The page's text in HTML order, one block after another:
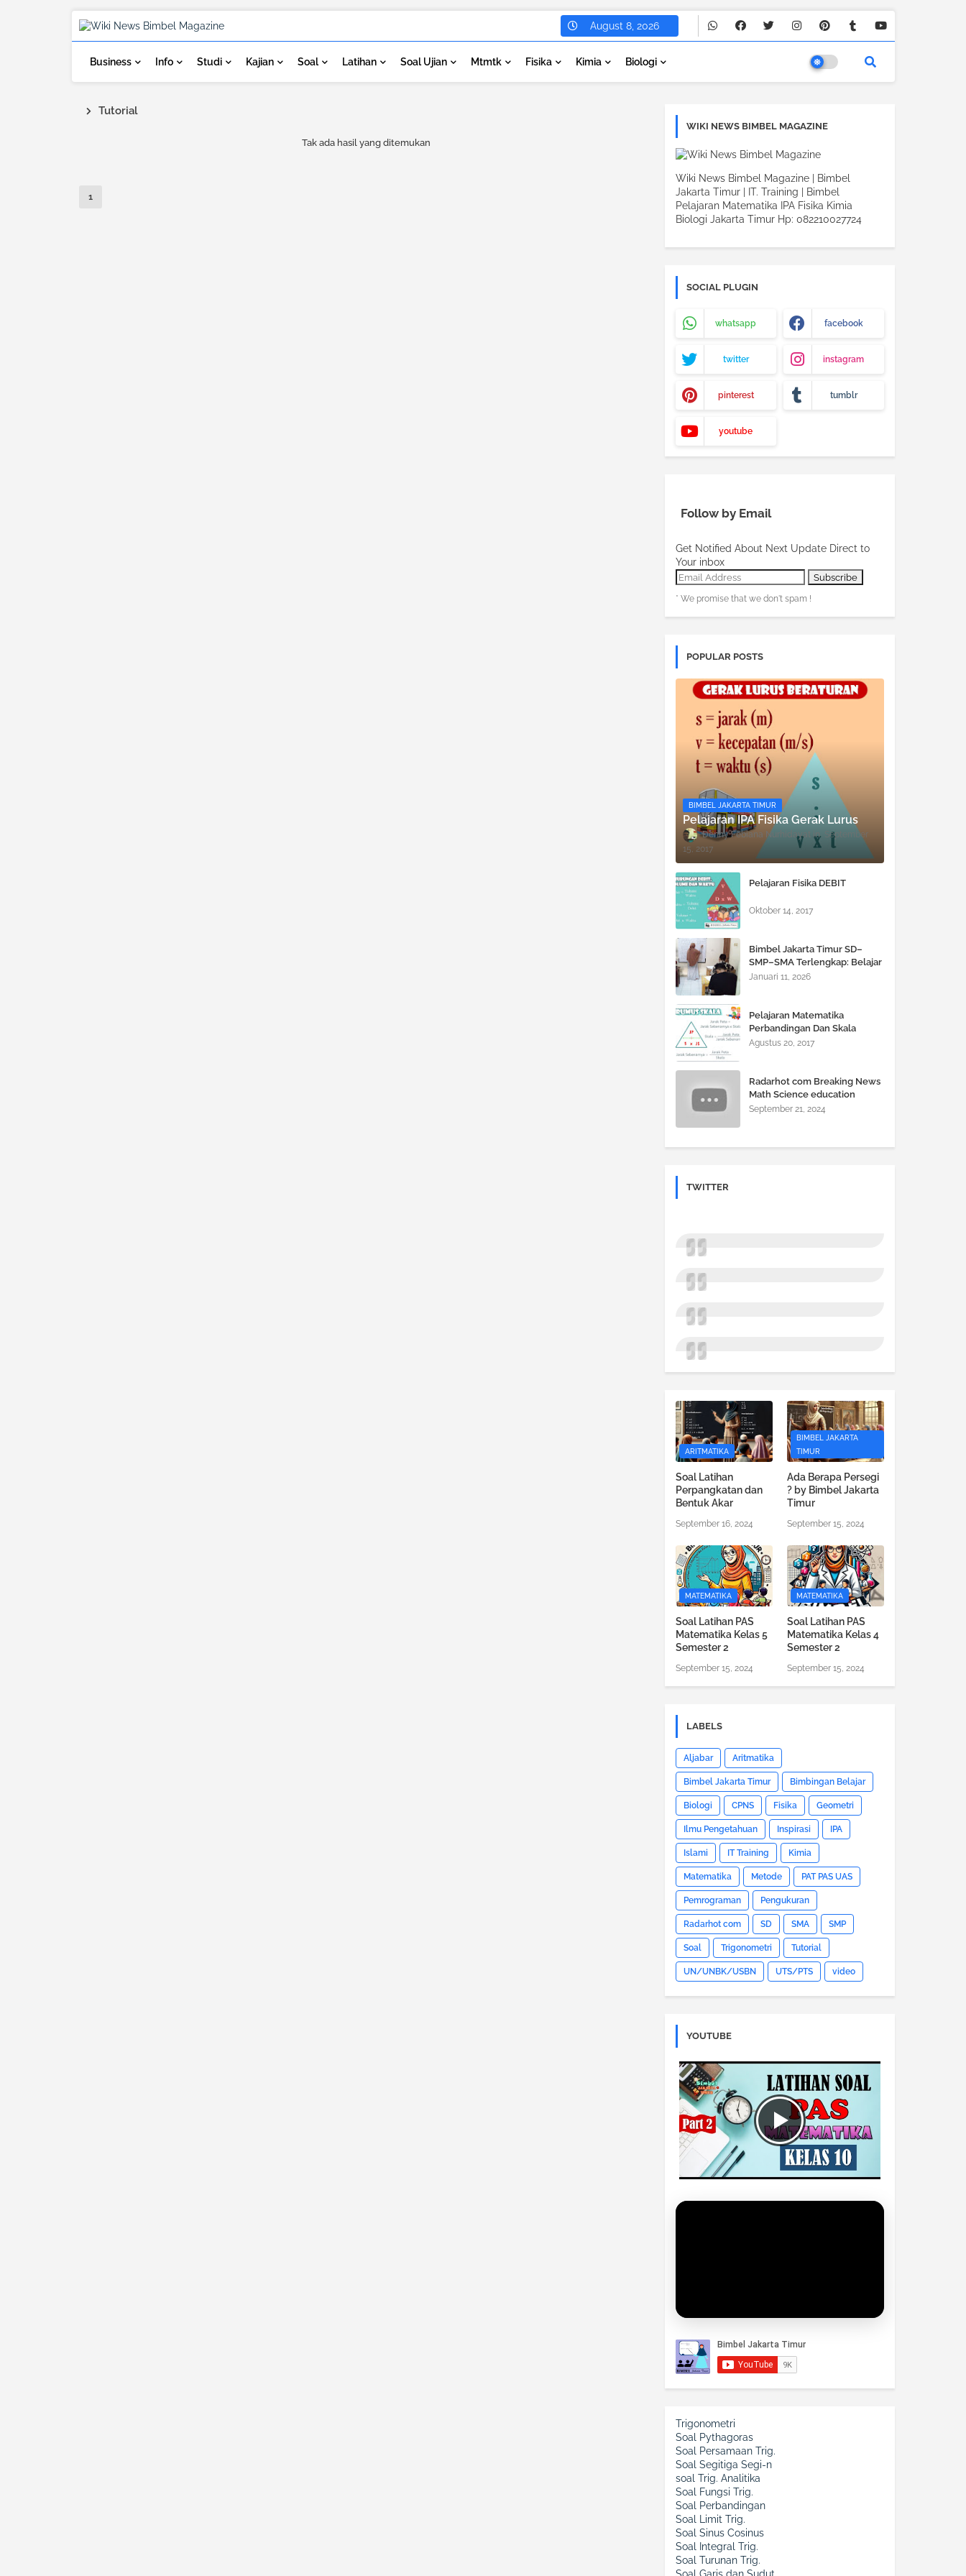
August 8, 2026
Business Info Studi Kajian Soal Latihan Soal Ujian Mtmtk Fisika Kimia Biologi
Tutorial
Tak ada hasil yang ditemukan
1
WIKI NEWS BIMBEL MAGAZINE
Wiki News Bimbel Magazine | Bimbel
Jakarta Timur | IT. Training | Bimbel
Pelajaran Matematika IPA Fisika Kimia
Biologi Jakarta Timur Hp: 082210027724
SOCIAL PLUGIN
whatsapp facebook
twitter instagram
pinterest tumblr
youtube
Follow by Email
Get Notified About Next Update Direct to
Your inbox
* We promise that we don't spam !
POPULAR POSTS
BIMBEL JAKARTA TIMUR
Pelajaran IPA Fisika Gerak Lurus
Denny Febiana Nurhidayat
September
15, 2017
Pelajaran Fisika DEBIT
Oktober 14, 2017
Bimbel Jakarta Timur SD–
SMP–SMA Terlengkap: Belajar
Jadi Gampang, Nilai Auto Naik!
Januari 11, 2026
Pelajaran Matematika
Perbandingan Dan Skala
Agustus 20, 2017
Radarhot com Breaking News
Math Science education
September 21, 2024
TWITTER
ARITMATIKA
Soal Latihan
Perpangkatan dan
Bentuk Akar
September 16, 2024
BIMBEL JAKARTA
TIMUR
Ada Berapa Persegi
? by Bimbel Jakarta
Timur
September 15, 2024
MATEMATIKA
Soal Latihan PAS
Matematika Kelas 5
Semester 2
September 15, 2024
MATEMATIKA
Soal Latihan PAS
Matematika Kelas 4
Semester 2
September 15, 2024
LABELS
Aljabar Aritmatika
Bimbel Jakarta Timur Bimbingan Belajar
Biologi CPNS Fisika Geometri
Ilmu Pengetahuan Inspirasi IPA
Islami IT Training Kimia
Matematika Metode PAT PAS UAS
Pemrograman Pengukuran
Radarhot com SD SMA SMP
Soal Trigonometri Tutorial
UN/UNBK/USBN UTS/PTS video
YOUTUBE
Trigonometri
Soal Pythagoras
Soal Persamaan Trig.
Soal Segitiga Segi-n
soal Trig. Analitika
Soal Fungsi Trig.
Soal Perbandingan
Soal Limit Trig.
Soal Sinus Cosinus
Soal Integral Trig.
Soal Turunan Trig.
Soal Garis dan Sudut